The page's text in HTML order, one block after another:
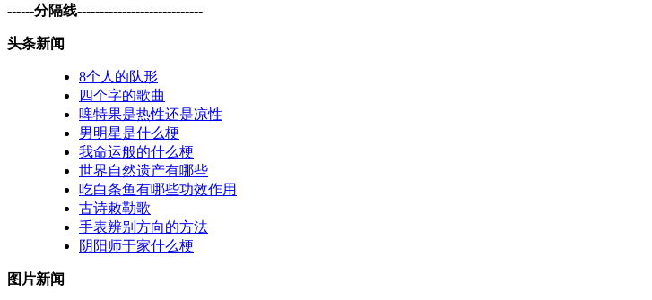
------分隔线----------------------------
头条新闻
8个人的队形
四个字的歌曲
啤特果是热性还是凉性
男明星是什么梗
我命运般的什么梗
世界自然遗产有哪些
吃白条鱼有哪些功效作用
古诗敕勒歌
手表辨别方向的方法
阴阳师于家什么梗
图片新闻